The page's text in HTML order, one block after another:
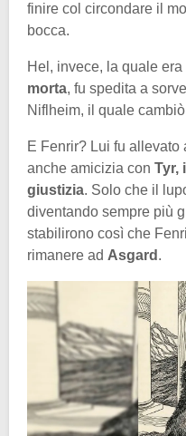
finire col circondare il
bocca.
Hel, invece, la quale era
morta, fu spedita a
Niflheim, il quale
E Fenrir? Lui fu allevato
anche amicizia con Tyr,
giustizia. Solo che il
diventando sempre più
stabilirono così che
rimanere ad Asgard .